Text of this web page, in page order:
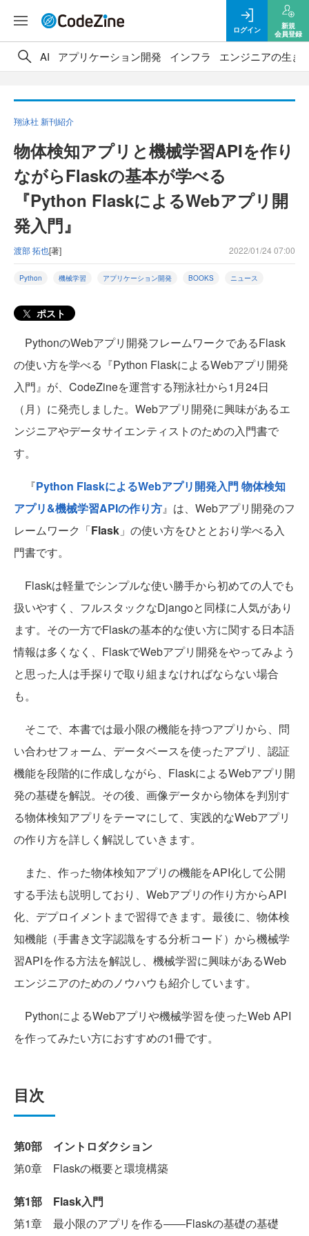
ログイン
新規
会員登録
AI アプリケーション開発 インフラ エンジニアの生き
翔泳社 新刊紹介
物体検知アプリと機械学習APIを作り
ながらFlaskの基本が学べる
『Python FlaskによるWebアプリ開
発入門』
渡部 拓也[著] 2022/01/24 07:00
Python 機械学習 アプリケーション開発 BOOKS ニュース
ポスト
PythonのWebアプリ開発フレームワークであるFlask
の使い方を学べる『Python FlaskによるWebアプリ開発
入門』が、CodeZineを運営する翔泳社から1月24日
（月）に発売しました。Webアプリ開発に興味があるエ
ンジニアやデータサイエンティストのための入門書で
す。
『Python FlaskによるWebアプリ開発入門 物体検知
アプリ&機械学習APIの作り方』は、Webアプリ開発のフ
レームワーク「Flask 」の使い方をひととおり学べる入
門書です。
Flaskは軽量でシンプルな使い勝手から初めての人でも
扱いやすく、フルスタックなDjangoと同様に人気があり
ます。その一方でFlaskの基本的な使い方に関する日本語
情報は多くなく、FlaskでWebアプリ開発をやってみよう
と思った人は手探りで取り組まなければならない場合
も。
そこで、本書では最小限の機能を持つアプリから、問
い合わせフォーム、データベースを使ったアプリ、認証
機能を段階的に作成しながら、FlaskによるWebアプリ開
発の基礎を解説。その後、画像データから物体を判別す
る物体検知アプリをテーマにして、実践的なWebアプリ
の作り方を詳しく解説していきます。
また、作った物体検知アプリの機能をAPI化して公開
する手法も説明しており、Webアプリの作り方からAPI
化、デプロイメントまで習得できます。最後に、物体検
知機能（手書き文字認識をする分析コード）から機械学
習APIを作る方法を解説し、機械学習に興味があるWeb
エンジニアのためのノウハウも紹介しています。
PythonによるWebアプリや機械学習を使ったWeb API
を作ってみたい方におすすめの1冊です。
目次
第0部 イントロダクション
第0章 Flaskの概要と環境構築
第1部 Flask入門
第1章 最小限のアプリを作る――Flaskの基礎の基礎